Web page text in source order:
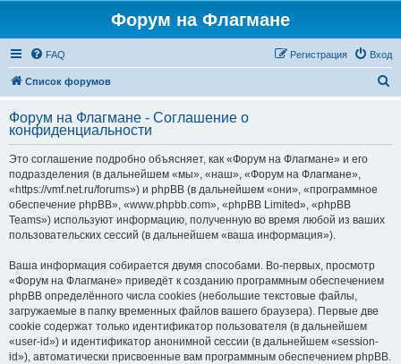
Форум на Флагмане
FAQ Вход
Регистрация
Список форумов
с
Форум на Флагмане - Соглашение о
конфиденциальности
Это соглашение подробно объясняет, как «Форум на Флагмане» и его
подразделения (в дальнейшем «мы», «наш», «Форум на Флагмане»,
«https://vmf.net.ru/forums») и phpBB (в дальнейшем «они», «программное
обеспечение phpBB», «www.phpbb.com», «phpBB Limited», «phpBB
Teams») используют информацию, полученную во время любой из ваших
пользовательских сессий (в дальнейшем «ваша информация»).
Ваша информация собирается двумя способами. Во-первых, просмотр
«Форум на Флагмане» приведёт к созданию программным обеспечением
phpBB определённого числа cookies (небольшие текстовые файлы,
загружаемые в папку временных файлов вашего браузера). Первые две
cookie содержат только идентификатор пользователя (в дальнейшем
«user-id») и идентификатор анонимной сессии (в дальнейшем «session-
id»), автоматически присвоенные вам программным обеспечением phpBB.